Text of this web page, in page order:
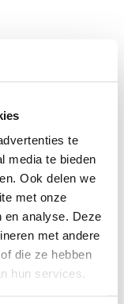
te
media te bieden
Ook delen we
met onze
en analyse. Deze
met andere
die ze hebben
hun services.